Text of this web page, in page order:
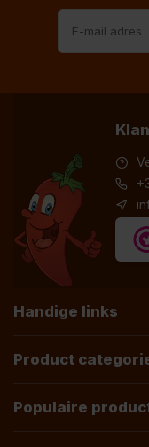
Handige links
Product
Populaire